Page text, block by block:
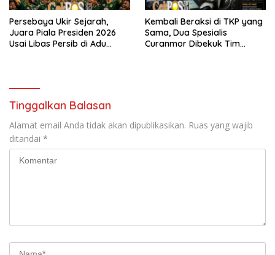
Persebaya Ukir Sejarah,
Juara Piala Presiden 2026
Usai Libas Persib di Adu
Kembali Beraksi di TKP yang
Sama, Dua Spesialis
Curanmor Dibekuk Tim
Tinggalkan Balasan
Alamat email Anda tidak akan dipublikasikan. Ruas yang wajib
ditandai *